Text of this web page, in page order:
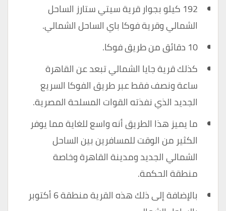
192 كيلو بجوار قرية سيتي ستارز الساحل
الشمالي وقريةفوكا باي الساحل الشمالي.
10 دقائق من طريق فوكا.
كذلك قرية جايا الشمالي تبعد عن القاهرة
ساعة ونصف فقط عبر طريق الفوكا السريع
الجديد الذي نفذته القوات المسلحة المصرية.
ما يميز هذا الطريق أنه واسع للغاية مما يوفر
الكثير من الوقت للمسافرين بين الساحل
الشمالي الجديد ومدينة القاهرة وخاصة
منطقة الحكمة.
بالإضافة إلى ذلك هذه القرية منطقة 6 أكتوبر